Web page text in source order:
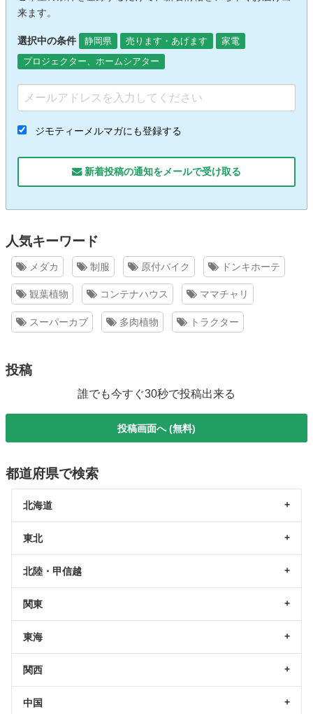
来ます。
選択中の条件 静岡県 売ります・あげます
家電
プロジェクター、ホームシアター
ジモティーメルマガにも登録する
新着投稿の通知をメールで受け取る
人気キーワード
メダカ 制服 原付バイク ドンキホーテ
観葉植物 コンテナハウス ママチャリ
スーパーカブ 多肉植物 トラクター
投稿
誰でも今すぐ30秒で投稿出来る
投稿画面へ (無料)
都道府県で検索
北海道
東北
北陸・甲信越
関東
東海
関西
中国